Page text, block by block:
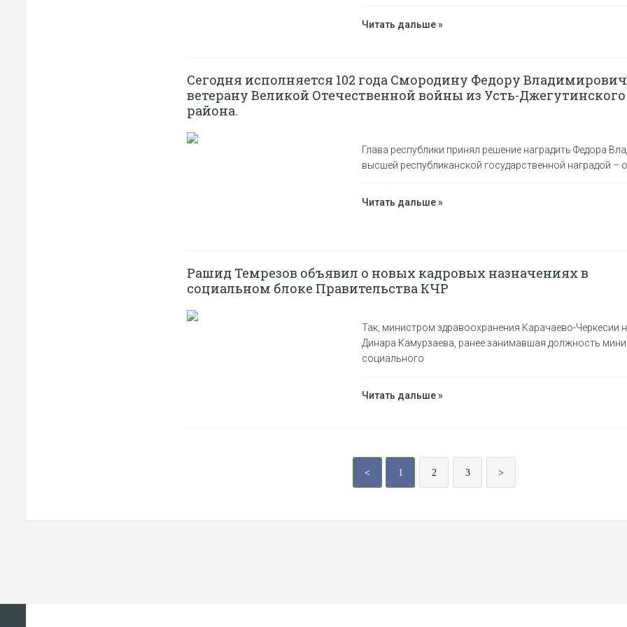
Читать дальше »
Сегодня исполняется 102 года Смородину Федору
ветерану Великой Отечественной войны из Усть-Джегутинского
района.
Глава республики принял решение наградить Федора
высшей республиканской государственной наградой –
Читать дальше »
Рашид Темрезов объявил о новых кадровых назначениях в
социальном блоке Правительства КЧР
Так, министром здравоохранения Карачаево-Черкесии
Динара Камурзаева, ранее занимавшая должность
социального
Читать дальше »
< 1 2 3 >